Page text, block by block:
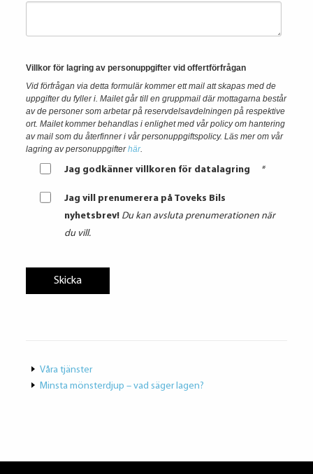
Villkor för lagring av personuppgifter vid offertförfrågan
Vid förfrågan via detta formulär kommer ett mail att skapas med de
uppgifter du fyller i. Mailet går till en gruppmail där mottagarna består
av de personer som arbetar på reservdelsavdelningen på respektive
ort. Mailet kommer behandlas i enlighet med vår policy om hantering
av mail som du återfinner i vår personuppgiftspolicy. Läs mer om vår
lagring av personuppgifterhär.
Jag godkänner villkoren för datalagring *
Jag vill prenumerera på Toveks Bils
nyhetsbrev! Du kan avsluta prenumerationen när
du vill.
Våra tjänster
Minsta mönsterdjup – vad säger lagen?